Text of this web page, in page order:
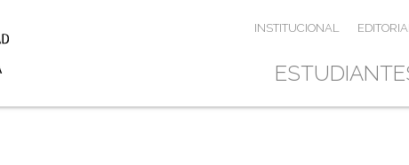
INSTITUCIONAL